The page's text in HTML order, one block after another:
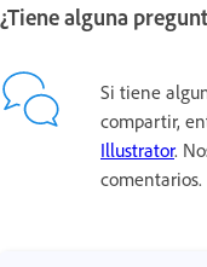
¿Tiene alguna
Si tiene
compartir,
Illustrator.
comentarios.